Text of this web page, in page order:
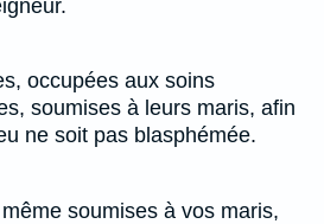
occupées aux soins
soumises à leurs maris, afin
ne soit pas blasphémée.
soumises à vos maris,